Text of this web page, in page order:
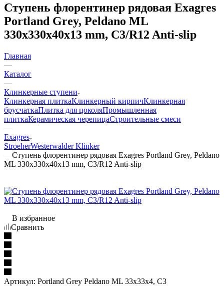
Ступень флорентинер рядовая Exagres
Portland Grey, Peldano ML
330x330x40x13 mm, C3/R12 Anti-slip
Главная
—
Каталог
—
Клинкерные ступени
Клинкерная плиткаКлинкерный кирпичКлинкерная
брусчаткаПлитка для цоколяПромышленная
плиткаКерамическая черепицаСтроительные смеси
—
Exagres
StroeherWesterwalder Klinker
—Ступень флорентинер рядовая Exagres Portland Grey, Peldano
ML 330x330x40x13 mm, C3/R12 Anti-slip
В избранное
Сравнить
Артикул: Portland Grey Peldano ML 33x33x4, C3